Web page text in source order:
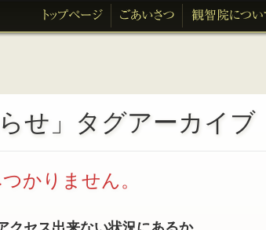
せ」タグアーカイブ
かりません。